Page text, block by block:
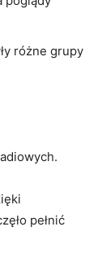
różne grupy
pełnić